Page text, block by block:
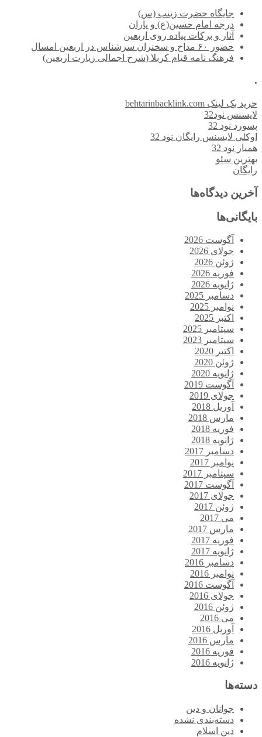
جایگاه حضرت زینب (س)
درجه امام حسین(ع) و یاران
آثار و برکات پیاده روی اربعین
حضور ۶۰ مداح و سخنران سرشناس در اربعین امسال
فرهنگ نامه قیام کربلا (شرح اجمالی زیارت اربعین)
.
خرید بک لینک behtarinbacklink.com
لایسنس نود32
پسورد نود 32
اوکلی لایسنس رایگان نود 32
همیار نود 32
بهترین سئو
رایگان
آخرین دیدگاه‌ها
بایگانی‌ها
آگوست 2026
جولای 2026
ژوئن 2026
فوریه 2026
ژانویه 2026
دسامبر 2025
نوامبر 2025
اکتبر 2025
سپتامبر 2025
سپتامبر 2023
اکتبر 2020
ژوئن 2020
ژانویه 2020
آگوست 2019
جولای 2019
آوریل 2018
مارس 2018
فوریه 2018
ژانویه 2018
دسامبر 2017
نوامبر 2017
سپتامبر 2017
آگوست 2017
جولای 2017
ژوئن 2017
می 2017
مارس 2017
فوریه 2017
ژانویه 2017
دسامبر 2016
نوامبر 2016
آگوست 2016
جولای 2016
ژوئن 2016
می 2016
آوریل 2016
مارس 2016
فوریه 2016
ژانویه 2016
دسته‌ها
جوانان و دین
دسته‌بندی نشده
دین اسلام